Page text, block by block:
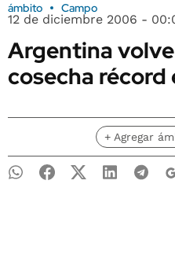
ámbito Campo
12 de diciembre 2006 -
Argentina
cosecha récord
+ Agregar